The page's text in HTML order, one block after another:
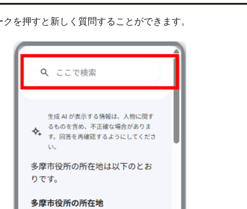
を押すと新しく質問することができます。